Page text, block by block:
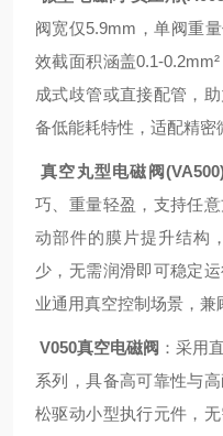
阀宽仅5.9mm，单阀重
效截面积涵盖0.1-
成式歧管或直接配管，
备低能耗特性，适配精密
真空丸型电磁阀
巧、重量轻盈，支持任
动部件的膜片提升结构
少，无需润滑即可稳定
业通用真空控制场景，兼
V050真空电磁阀 ：采用
系列，具备高可靠性与
松驱动小型执行元件，